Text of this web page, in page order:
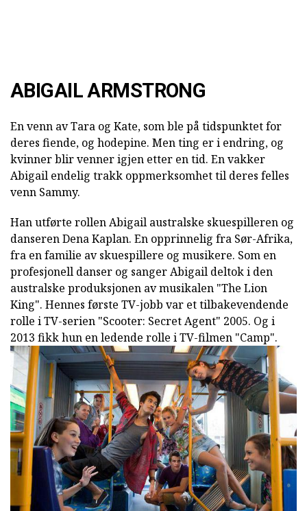
ABIGAIL ARMSTRONG
En venn av Tara og Kate, som ble på tidspunktet for
deres fiende, og hodepine. Men ting er i endring, og
kvinner blir venner igjen etter en tid. En vakker
Abigail endelig trakk oppmerksomhet til deres felles
venn Sammy.
Han utførte rollen Abigail australske skuespilleren og
danseren Dena Kaplan. En opprinnelig fra Sør-Afrika,
fra en familie av skuespillere og musikere. Som en
profesjonell danser og sanger Abigail deltok i den
australske produksjonen av musikalen "The Lion
King". Hennes første TV-jobb var et tilbakevendende
rolle i TV-serien "Scooter: Secret Agent" 2005. Og i
2013 fikk hun en ledende rolle i TV-filmen "Camp".